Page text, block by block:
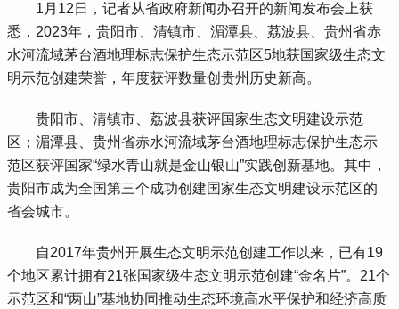
1月12日，记者从省政府新闻办召开的新闻发布会上获
悉，2023年，贵阳市、清镇市、湄潭县、荔波县、贵州省赤
水河流域茅台酒地理标志保护生态示范区5地获国家级生态文
明示范创建荣誉，年度获评数量创贵州历史新高。
贵阳市、清镇市、荔波县获评国家生态文明建设示范
区；湄潭县、贵州省赤水河流域茅台酒地理标志保护生态示
范区获评国家“绿水青山就是金山银山”实践创新基地。其中，
贵阳市成为全国第三个成功创建国家生态文明建设示范区的
省会城市。
自2017年贵州开展生态文明示范创建工作以来，已有19
个地区累计拥有21张国家级生态文明示范创建“金名片”。21个
示范区和“两山”基地协同推动生态环境高水平保护和经济高质